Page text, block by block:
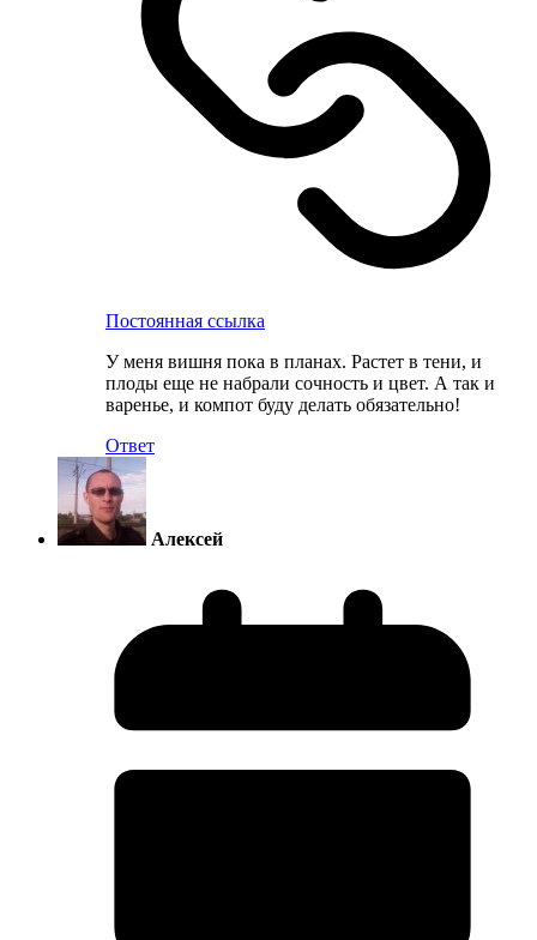
Постоянная ссылка
У меня вишня пока в планах. Растет в тени, и
плоды еще не набрали сочность и цвет. А так и
варенье, и компот буду делать обязательно!
Ответ
Алексей